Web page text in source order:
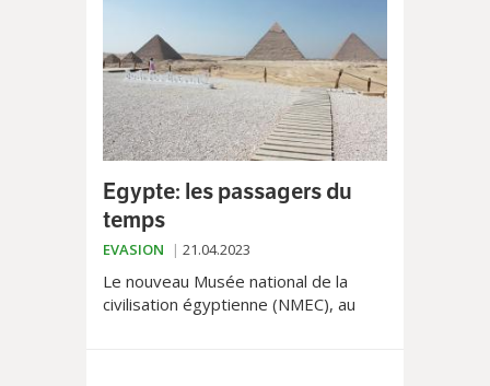
Egypte: les passagers du
temps
EVASION 21.04.2023
Le nouveau Musée national de la
civilisation égyptienne (NMEC), au